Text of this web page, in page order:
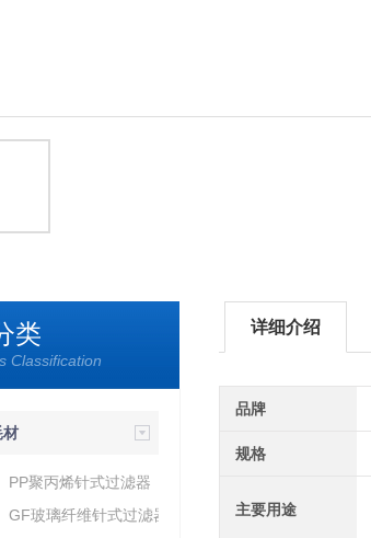
类
Classification
材
PP聚丙烯针式过滤器
GF玻璃纤维针式过滤器
详细介绍
品牌
规格
主要用途